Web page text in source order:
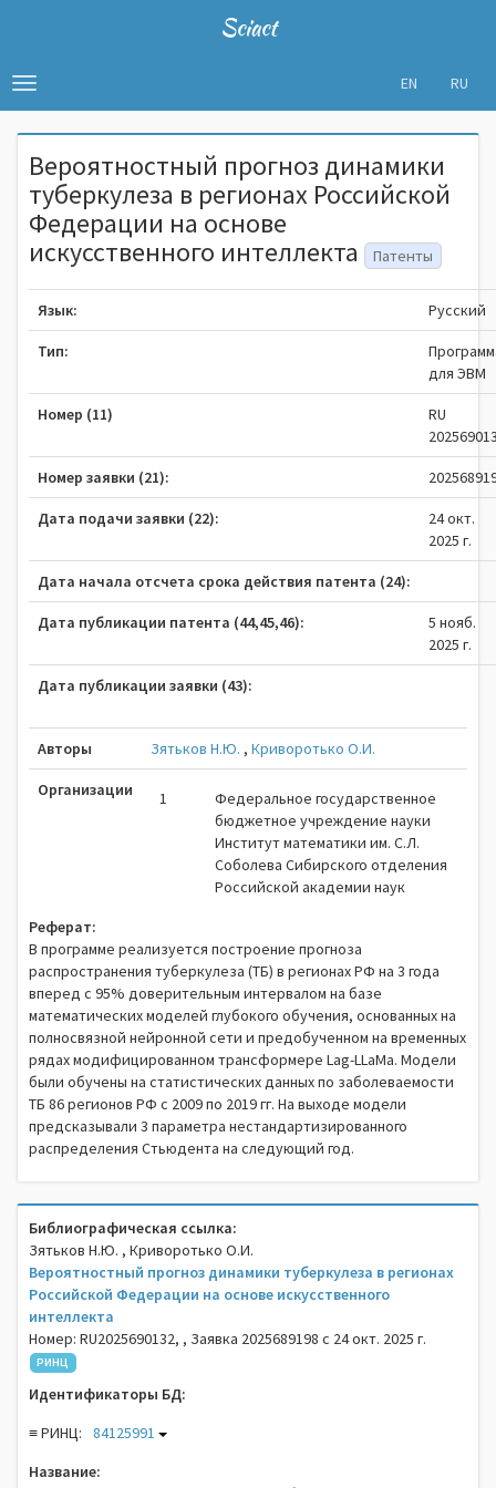
Sciact
Toggle
navigation
EN RU
Вероятностный прогноз динамики
туберкулеза в регионах Российской
Федерации на основе
искусственного интеллекта
Патенты
Язык: Русский
Тип:
для ЭВМ
Номер (11)
RU
Номер заявки (21):
Дата подачи заявки (22):
24 окт.
2025 г.
Дата начала отсчета срока действия патента (24):
Дата публикации патента (44,45,46):
5 нояб.
2025 г.
Дата публикации заявки (43):
Авторы Зятьков Н.Ю. , Криворотько О.И.
Организации 1
Федеральное государственное
бюджетное учреждение науки
Институт математики им. С.Л.
Соболева Сибирского отделения
Российской академии наук
Реферат:
В программе реализуется построение прогноза
распространения туберкулеза (ТБ) в регионах РФ на 3 года
вперед с 95% доверительным интервалом на базе
математических моделей глубокого обучения, основанных на
полносвязной нейронной сети и предобученном на временных
рядах модифицированном трансформере Lag-LLaMa. Модели
были обучены на статистических данных по заболеваемости
ТБ 86 регионов РФ с 2009 по 2019 гг. На выходе модели
предсказывали 3 параметра нестандартизированного
распределения Стьюдента на следующий год.
Библиографическая ссылка:
Зятьков Н.Ю. , Криворотько О.И.
Вероятностный прогноз динамики туберкулеза в регионах
Российской Федерации на основе искусственного
интеллекта
Номер: RU2025690132, , Заявка 2025689198 с 24 окт. 2025 г.
РИНЦ
Идентификаторы БД:
≡ РИНЦ:
84125991
Название: